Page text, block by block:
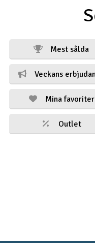
Mest sålda
Veckans
Mina favoriter
Outlet